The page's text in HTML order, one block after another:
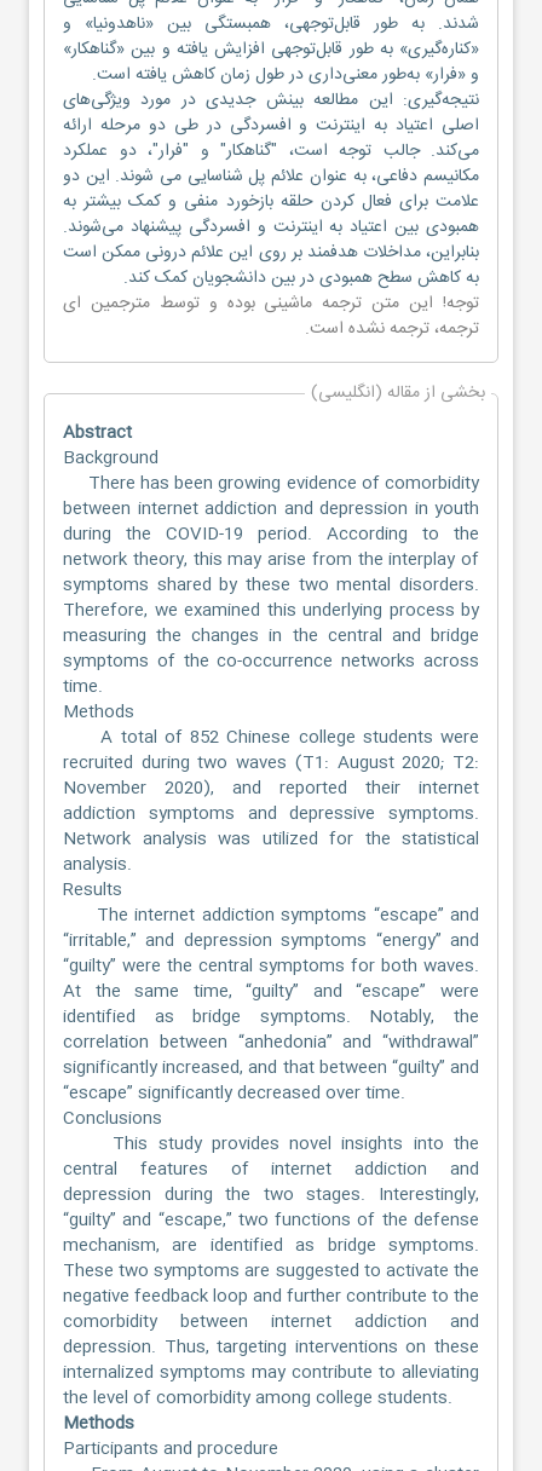
شدند. به طور قابل‌توجهی، همبستگی بین «ناهدونیا» و
«کناره‌گیری» به طور قابل‌توجهی افزایش یافته و بین «گناهکار»
و «فرار» به‌طور معنی‌داری در طول زمان کاهش یافته است.
نتیجه‌گیری: این مطالعه بینش جدیدی در مورد ویژگی‌های
اصلی اعتیاد به اینترنت و افسردگی در طی دو مرحله ارائه
می‌کند. جالب توجه است، "گناهکار" و "فرار"، دو عملکرد
مکانیسم دفاعی، به عنوان علائم پل شناسایی می شوند. این دو
علامت برای فعال کردن حلقه بازخورد منفی و کمک بیشتر به
همبودی بین اعتیاد به اینترنت و افسردگی پیشنهاد می‌شوند.
بنابراین، مداخلات هدفمند بر روی این علائم درونی ممکن است
به کاهش سطح همبودی در بین دانشجویان کمک کند.
توجه! این متن ترجمه ماشینی بوده و توسط مترجمین ای
ترجمه، ترجمه نشده است.
بخشی از مقاله (انگلیسی)
Abstract
Background
There has been growing evidence of comorbidity
between internet addiction and depression in youth
during the COVID-19 period. According to the
network theory, this may arise from the interplay of
symptoms shared by these two mental disorders.
Therefore, we examined this underlying process by
measuring the changes in the central and bridge
symptoms of the co-occurrence networks across
time.
Methods
A total of 852 Chinese college students were
recruited during two waves (T1: August 2020; T2:
November 2020), and reported their internet
addiction symptoms and depressive symptoms.
Network analysis was utilized for the statistical
analysis.
Results
The internet addiction symptoms “escape” and
“irritable,” and depression symptoms “energy” and
“guilty” were the central symptoms for both waves.
At the same time, “guilty” and “escape” were
identified as bridge symptoms. Notably, the
correlation between “anhedonia” and “withdrawal”
significantly increased, and that between “guilty” and
“escape” significantly decreased over time.
Conclusions
This study provides novel insights into the
central features of internet addiction and
depression during the two stages. Interestingly,
“guilty” and “escape,” two functions of the defense
mechanism, are identified as bridge symptoms.
These two symptoms are suggested to activate the
negative feedback loop and further contribute to the
comorbidity between internet addiction and
depression. Thus, targeting interventions on these
internalized symptoms may contribute to alleviating
the level of comorbidity among college students.
Methods
Participants and procedure